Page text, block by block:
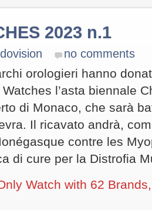
2023 n.1
no comments
orologieri hanno
l’asta biennale
di Monaco, che sarà
Il ricavato andrà,
contre les
di cure per la Distrofia
Watch with 62